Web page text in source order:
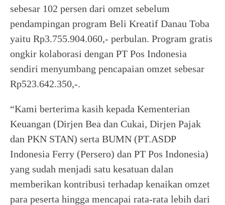
sebesar 102 persen dari omzet sebelum
pendampingan program Beli Kreatif Danau Toba
yaitu Rp3.755.904.060,- perbulan. Program gratis
ongkir kolaborasi dengan PT Pos Indonesia
sendiri menyumbang pencapaian omzet sebesar
Rp523.642.350,-.
“Kami berterima kasih kepada Kementerian
Keuangan (Dirjen Bea dan Cukai, Dirjen Pajak
dan PKN STAN) serta BUMN (PT.ASDP
Indonesia Ferry (Persero) dan PT Pos Indonesia)
yang sudah menjadi satu kesatuan dalan
memberikan kontribusi terhadap kenaikan omzet
para peserta hingga mencapai rata-rata lebih dari